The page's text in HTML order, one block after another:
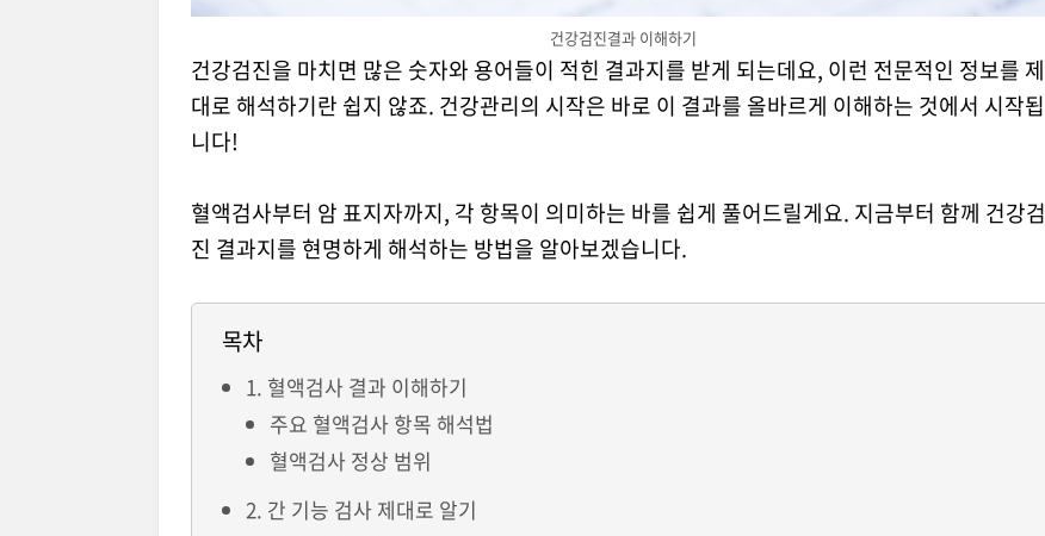
건강검진결과 이해하기
건강검진을 마치면 많은 숫자와 용어들이 적힌 결과지를 받게 되는데요, 이런 전문적인 정보를 제
대로 해석하기란 쉽지 않죠. 건강관리의 시작은 바로 이 결과를 올바르게 이해하는 것에서 시작됩
니다!
혈액검사부터 암 표지자까지, 각 항목이 의미하는 바를 쉽게 풀어드릴게요. 지금부터 함께 건강검
진 결과지를 현명하게 해석하는 방법을 알아보겠습니다.
목차
1. 혈액검사 결과 이해하기
주요 혈액검사 항목 해석법
혈액검사 정상 범위
2. 간 기능 검사 제대로 알기